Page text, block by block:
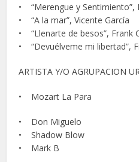
• “Merengue y Sentimiento”,
• “A la mar”, Vicente García
• “Llenarte de besos”, Frank
• “Devuélveme mi libertad”,
ARTISTA Y/O AGRUPACION
• Mozart La Para
• Don Miguelo
• Shadow Blow
• Mark B